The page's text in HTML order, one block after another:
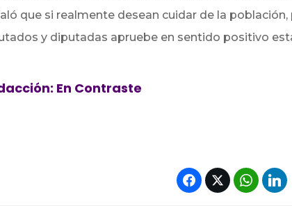
que si realmente desean cuidar de la
y diputadas apruebe en sentido positivo
En Contraste